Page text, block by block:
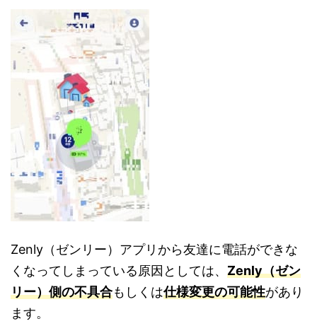
Zenly（ゼンリー）アプリから友達に電話ができな
くなってしまっている原因としては、 Zenly（ゼン
リー）側の不具合もしくは仕様変更の可能性があり
ます。